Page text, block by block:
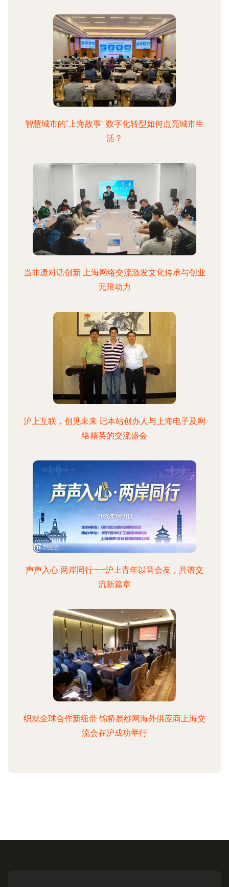
智慧城市的“上海故事” 数字化转型如何点亮城市生
活？
当非遗对话创新 上海网络交流激发文化传承与创业
无限动力
沪上互联，创见未来 记本站创办人与上海电子及网
络精英的交流盛会
声声入心 两岸同行——沪上青年以音会友，共谱交
流新篇章
织就全球合作新纽带 锦桥易纱网海外供应商上海交
流会在沪成功举行